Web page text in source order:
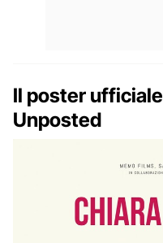
Il poster
Unposted